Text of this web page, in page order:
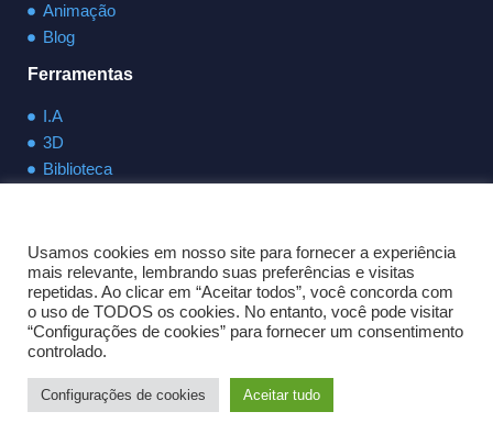
Animação
Blog
Ferramentas
I.A
3D
Biblioteca
contato@sanvicttor.com.br
(11) 94947-6674
Fale pelo WhatsApp
Usamos cookies em nosso site para fornecer a experiência
mais relevante, lembrando suas preferências e visitas
repetidas. Ao clicar em “Aceitar todos”, você concorda com
o uso de TODOS os cookies. No entanto, você pode visitar
“Configurações de cookies” para fornecer um consentimento
controlado.
Configurações de cookies Aceitar tudo